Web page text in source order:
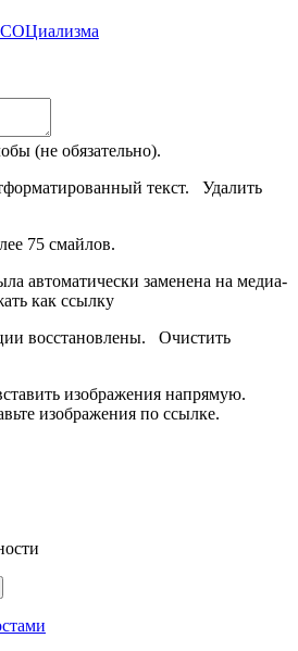
(не обязательно).
текст. Удалить
75 смайлов.
автоматически заменена на медиа-
как ссылку
восстановлены. Очистить
изображения напрямую.
изображения по ссылке.